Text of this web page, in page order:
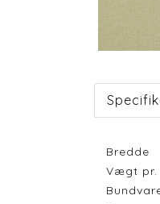
Bredde
Vægt pr.